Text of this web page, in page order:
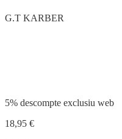
G.T KARBER
5% descompte exclusiu web
18,95 €